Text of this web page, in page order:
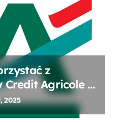
z
Credit Agricole –
firm i klientów
2025